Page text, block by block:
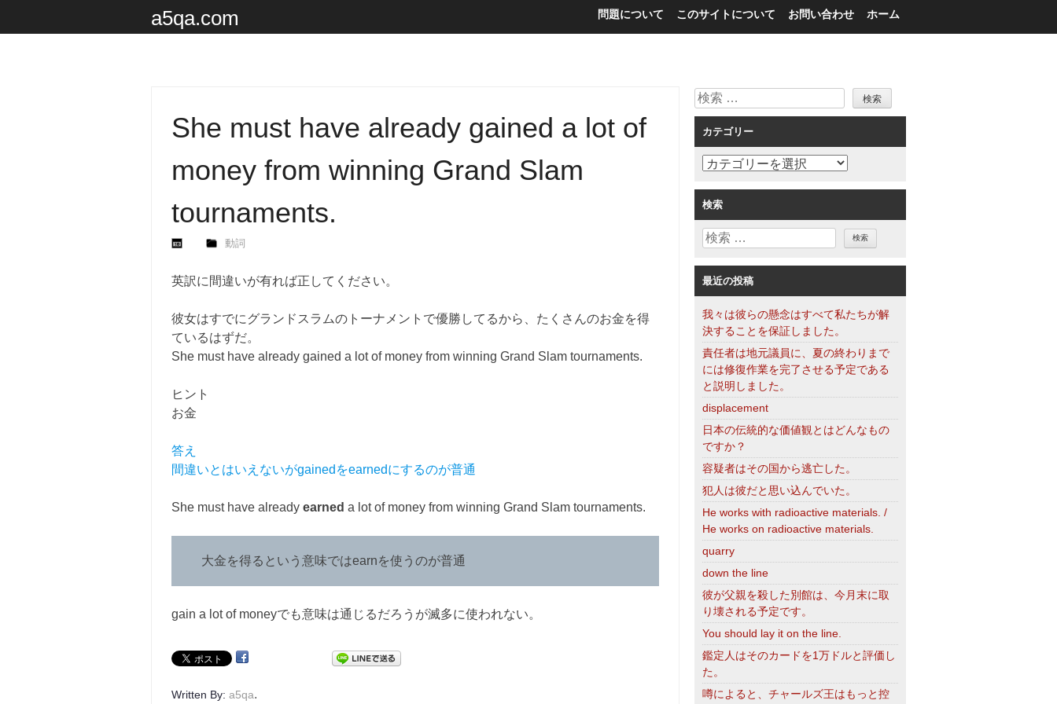
a5qa.com ホーム
お問い合わせ
このサイトについて
問題について
She must have already gained a lot of
money from winning Grand Slam
tournaments.
動詞
英訳に間違いが有れば正してください。
彼女はすでにグランドスラムのトーナメントで優勝してるから、たくさんのお金を得
ているはずだ。
She must have already gained a lot of money from winning Grand Slam tournaments.
ヒント
お金
答え
間違いとはいえないがgainedをearnedにするのが普通
She must have already earned a lot of money from winning Grand Slam tournaments.
大金を得るという意味ではearnを使うのが普通
gain a lot of moneyでも意味は通じるだろうが滅多に使われない。
Written By: a5qa.
検
索
カテゴリー
カ
ゴ
リ
ー
検索
検
最近の投稿
我々は彼らの懸念はすべて私たちが解
決することを保証しました。
責任者は地元議員に、夏の終わりまで
には修復作業を完了させる予定である
と説明しました。
displacement
日本の伝統的な価値観とはどんなもの
ですか？
容疑者はその国から逃亡した。
犯人は彼だと思い込んでいた。
He works with radioactive materials. /
He works on radioactive materials.
quarry
down the line
彼が父親を殺した別館は、今月末に取
り壊される予定です。
You should lay it on the line.
鑑定人はそのカードを1万ドルと評価し
た。
噂によると、チャールズ王はもっと控